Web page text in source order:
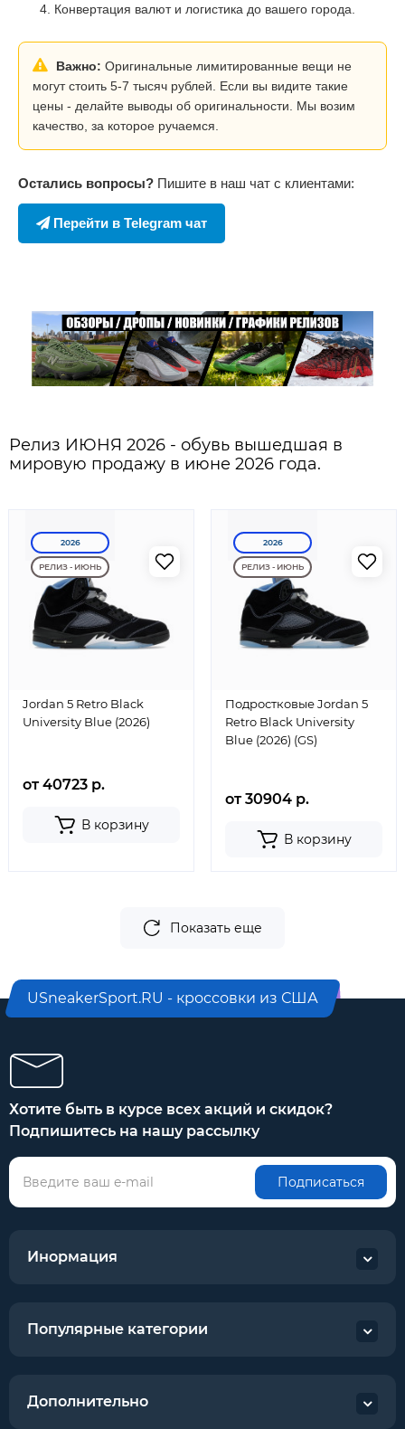
Конвертация валют и логистика до вашего города.
Важно: Оригинальные лимитированные вещи не
могут стоить 5-7 тысяч рублей. Если вы видите такие
цены - делайте выводы об оригинальности. Мы возим
качество, за которое ручаемся.
Остались вопросы? Пишите в наш чат с клиентами:
Перейти в Telegram чат
Релиз ИЮНЯ 2026 - обувь вышедшая в
мировую продажу в июне 2026 года.
2026
РЕЛИЗ - ИЮНЬ
Jordan 5 Retro Black
University Blue (2026)
от 40723 р.
В корзину
2026
РЕЛИЗ - ИЮНЬ
Подростковые Jordan 5
Retro Black University
Blue (2026) (GS)
от 30904 р.
В корзину
Показать еще
USneakerSport.RU - кроссовки из США
Хотите быть в курсе всех акций и скидок?
Подпишитесь на нашу рассылку
Подписаться
Инормация
Популярные категории
Дополнительно